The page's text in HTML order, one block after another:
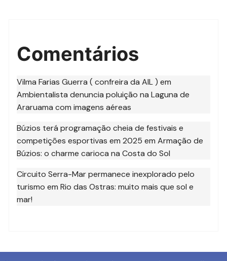
Comentários
Vilma Farias Guerra ( confreira da AIL ) em
Ambientalista denuncia poluição na Laguna de
Araruama com imagens aéreas
Búzios terá programação cheia de festivais e
competições esportivas em 2025 emArmação de
Búzios: o charme carioca na Costa do Sol
Circuito Serra-Mar permanece inexplorado pelo
turismo emRio das Ostras: muito mais que sol e
mar!